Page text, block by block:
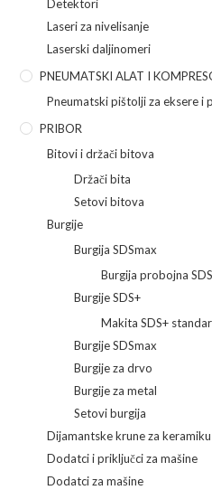
Detektori
Laseri za nivelisanje
Laserski daljinomeri
PNEUMATSKI ALAT I
Pneumatski pištolji za eksere i
PRIBOR
Bitovi i držači bitova
Držači bita
Setovi bitova
Burgije
Burgija SDSmax
Burgija probojna
Burgije SDS+
Makita SDS+
Burgije SDSmax
Burgije za drvo
Burgije za metal
Setovi burgija
Dijamantske krune za keramiku
Dodatci i priključci za mašine
Dodatci za mašine